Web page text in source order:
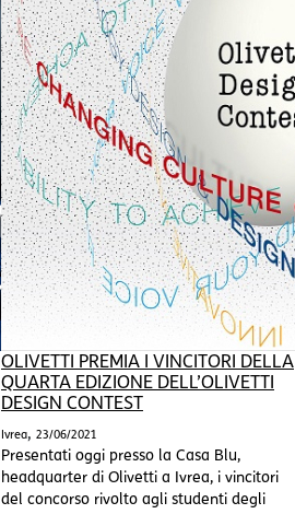
OLIVETTI PREMIA I VINCITORI DELLA
QUARTA EDIZIONE DELL’OLIVETTI
DESIGN CONTEST
Ivrea, 23/06/2021
Presentati oggi presso la Casa Blu,
headquarter di Olivetti a Ivrea, i vincitori
del concorso rivolto agli studenti degli